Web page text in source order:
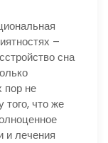
–
сна
пор не
что же
и лечения